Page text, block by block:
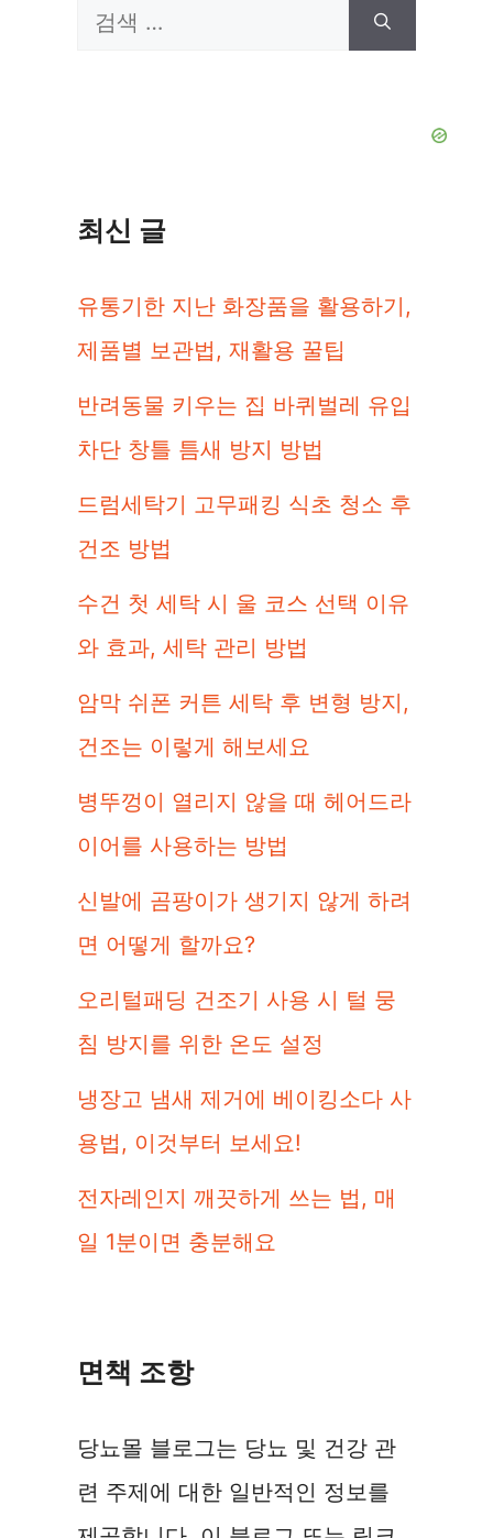
검
최신 글
유통기한 지난 화장품을 활용하기,
제품별 보관법, 재활용 꿀팁
반려동물 키우는 집 바퀴벌레 유입
차단 창틀 틈새 방지 방법
드럼세탁기 고무패킹 식초 청소 후
건조 방법
수건 첫 세탁 시 울 코스 선택 이유
와 효과, 세탁 관리 방법
암막 쉬폰 커튼 세탁 후 변형 방지,
건조는 이렇게 해보세요
병뚜껑이 열리지 않을 때 헤어드라
이어를 사용하는 방법
신발에 곰팡이가 생기지 않게 하려
면 어떻게 할까요?
오리털패딩 건조기 사용 시 털 뭉
침 방지를 위한 온도 설정
냉장고 냄새 제거에 베이킹소다 사
용법, 이것부터 보세요!
전자레인지 깨끗하게 쓰는 법, 매
일 1분이면 충분해요
면책 조항
당뇨몰 블로그는 당뇨 및 건강 관
련 주제에 대한 일반적인 정보를